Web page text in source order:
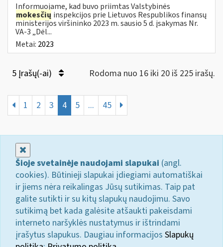
Informuojame, kad buvo priimtas Valstybinės
mokesčių inspekcijos prie Lietuvos Respublikos finansų
ministerijos viršininko 2023 m. sausio 5 d. įsakymas Nr.
VA-3 „Dėl...
Metai: 2023
5 Įrašų(-ai) Rodoma nuo 16 iki 20 iš 225 irašų.
1 2 3 4 5 ... 45
Šioje svetainėje naudojami slapukai (angl.
cookies). Būtinieji slapukai įdiegiami automatiškai
ir jiems nėra reikalingas Jūsų sutikimas. Taip pat
galite sutikti ir su kitų slapukų naudojimu. Savo
sutikimą bet kada galėsite atšaukti pakeisdami
interneto naršyklės nustatymus ir ištrindami
įrašytus slapukus. Daugiau informacijos Slapukų